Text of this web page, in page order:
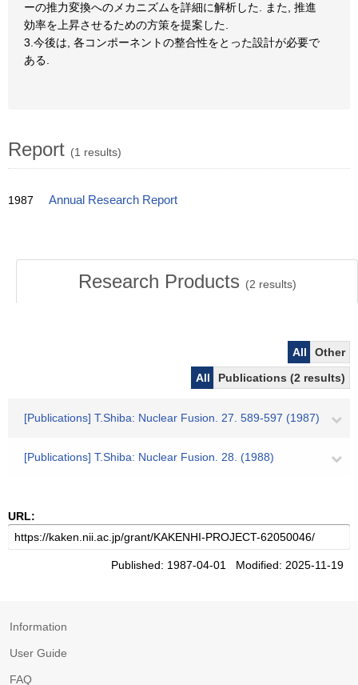
ーの推力変換へのメカニズムを詳細に解析した. また, 推進
効率を上昇させるための方策を提案した.
3.今後は, 各コンポーネントの整合性をとった設計が必要で
ある.
Report (1 results)
1987 Annual Research Report
Research Products (2 results)
All
Other
All
Publications (2 results)
[Publications] T.Shiba: Nuclear Fusion. 27. 589-597 (1987)
[Publications] T.Shiba: Nuclear Fusion. 28. (1988)
URL:
Published: 1987-04-01 Modified: 2025-11-19
Information
User Guide
FAQ